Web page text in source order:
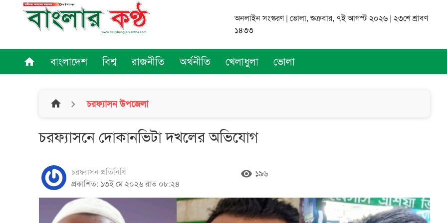
অনলাইন সংস্করণ | ভোলা, শুক্রবার, ৭ই আগস্ট ২০২৬ | ২৩শে শ্রাবণ
১৪৩৩
home বাংলাদেশ বিশ্ব রাজনীতি অর্থনীতি খেলাধুলা ভোলা
home চরফ্যাসন উপজেলা
চরফ্যাসনে দোকানভিটা দখলের অভিযোগ
চরফ্যাসন প্রতিনিধি
প্রকাশিত: ১৩ই মে ২০২৬ রাত ০৮:২৪
remove_red_eye ১৯৬